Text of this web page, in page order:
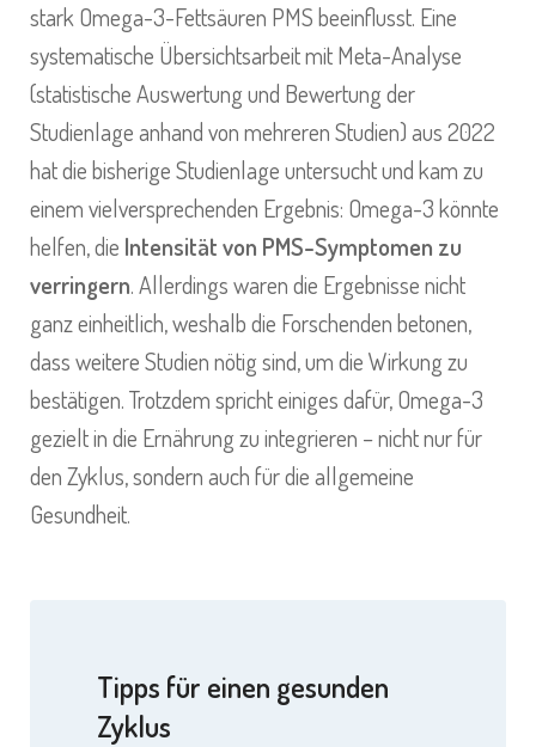
stark Omega-3-Fettsäuren PMS beeinflusst. Eine
systematische Übersichtsarbeit mit Meta-Analyse
(statistische Auswertung und Bewertung der
Studienlage anhand von mehreren Studien) aus 2022
hat die bisherige Studienlage untersucht und kam zu
einem vielversprechenden Ergebnis: Omega-3 könnte
helfen, die Intensität von PMS-Symptomen zu
verringern. Allerdings waren die Ergebnisse nicht
ganz einheitlich, weshalb die Forschenden betonen,
dass weitere Studien nötig sind, um die Wirkung zu
bestätigen. Trotzdem spricht einiges dafür, Omega-3
gezielt in die Ernährung zu integrieren – nicht nur für
den Zyklus, sondern auch für die allgemeine
Gesundheit.
Tipps für einen gesunden
Zyklus